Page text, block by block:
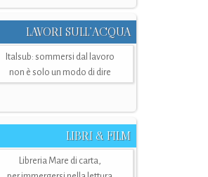
LAVORI SULL’ACQUA
Italsub: sommersi dal lavoro
non è solo un modo di dire
LIBRI & FILM
Libreria Mare di carta,